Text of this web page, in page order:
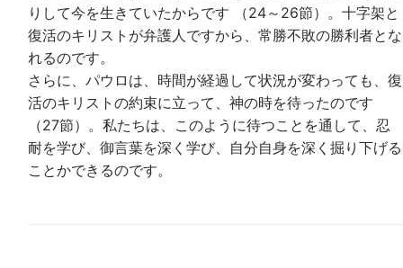
りして今を生きていたからです （24～26節）。十字架と
復活のキリストが弁護人ですから、常勝不敗の勝利者とな
れるのです。
さらに、パウロは、時間が経過して状況が変わっても、復
活のキリストの約束に立って、神の時を待ったのです
（27節）。私たちは、このように待つことを通して、忍
耐を学び、御言葉を深く学び、自分自身を深く掘り下げる
ことかできるのです。